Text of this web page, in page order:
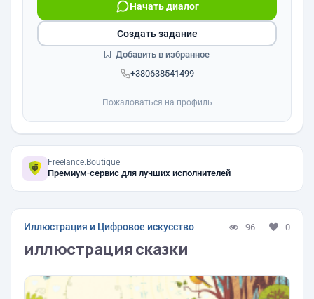
+380638541499
Начать диалог
Создать задание
Добавить в избранное
Пожаловаться на профиль
Freelance.Boutique
Премиум-сервис для лучших исполнителей
Иллюстрация и Цифровое искусство 96 0
иллюстрация сказки